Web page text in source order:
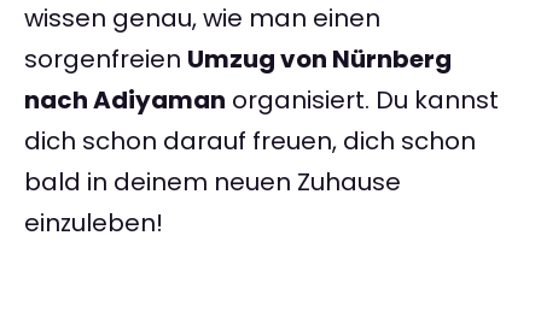
wissen genau, wie man einen
sorgenfreien Umzug von Nürnberg
nach Adiyaman organisiert. Du kannst
dich schon darauf freuen, dich schon
bald in deinem neuen Zuhause
einzuleben!